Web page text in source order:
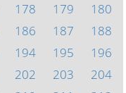
178 179
180
186 187
188
194 195
196
202 203
204